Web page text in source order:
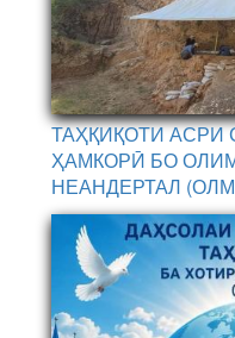
ТАҲҚИҚОТИ АСРИ
ҲАМКОРӢ БО
НЕАНДЕРТАЛ